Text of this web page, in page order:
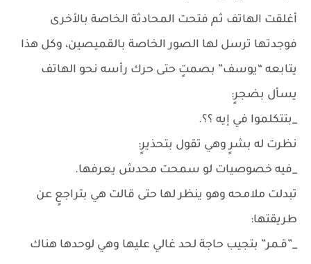
أغلقت الهاتف ثم فتحت المحادثة الخاصة بالأخرى
فوجدتها ترسل لها الصور الخاصة بالقميصين، وكل هذا
يتابعه “يوسف” بصمتٍ حتى حرك رأسه نحو الهاتف
يسأل بضجرٍ:
_بتتكلموا في إيه ؟؟.
نظرت له بشرٍ وهي تقول بتحذيرٍ:
_فيه خصوصيات لو سمحت محدش يعرفها.
تبدلت ملامحه وهو ينظر لها حتى قالت هي بتراجعٍ عن
طريقتها:
_”قـمر” بتجيب حاجة لحد غالي عليها وهي لوحدها هناك